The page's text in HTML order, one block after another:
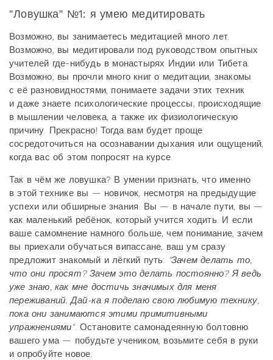
"Ловушка" №1: я умею медитировать
Возможно, вы занимаетесь медитацией много лет.
Возможно, вы медитировали под руководством опытных
учителей где-нибудь в монастырях Индии или Тибета.
Возможно, вы прочли много книг о медитации, знакомы
с её разновидностями, понимаете задачи этих техник
и даже знаете психологические процессы, происходящие
в мышлении человека, а также их физиологическую
причину. Прекрасно! Тогда вам будет проще
сосредоточиться на осознавании дыхания или ощущений,
когда вас об этом попросят на курсе.
Так в чём же ловушка? В умении признать, что именно
в этой технике вы — новичок, несмотря на предыдущие
успехи или обширные знания. Вы — в начале пути, вы —
как маленький ребёнок, который учится ходить. И если
ваше самомнение намного больше, чем понимание, зачем
вы приехали обучаться випассане, ваш ум сразу
предложит знакомый и лёгкий путь: "Зачем делать то,
что они просят? Зачем это делать постоянно? Я ведь
уже знаю, как мне достичь значимых для меня
переживаний. Дай-ка я поделаю свою любимую технику,
пока они занимаются этими примитивными
упражнениями". Остановите самонадеянную болтовню
вашего ума — побудьте учеником, возьмите себя в руки
и опробуйте новое.